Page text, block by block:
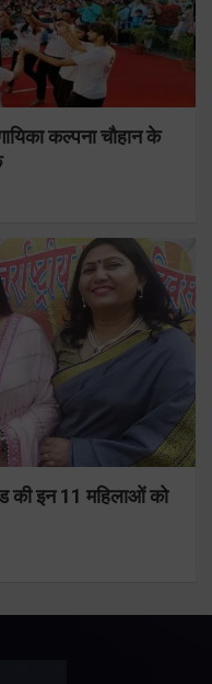
कल्पना चौहान के
की इन 11 महिलाओं को